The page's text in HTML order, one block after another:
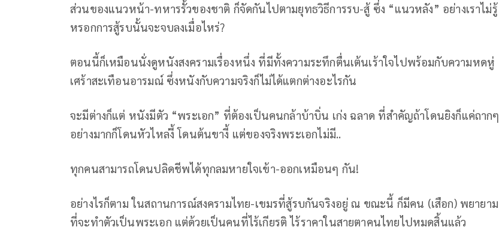
ส่วนของแนวหน้า-ทหารรั้วของชาติ ก็จัดกันไปตามยุทธวิธีการรบ-สู้ ซึ่ง “แนวหลัง” อย่างเราไม่รู้
หรอกการสู้รบนั้นจะจบลงเมื่อไหร่?
ตอนนี้ก็เหมือนนั่งดูหนังสงครามเรื่องหนึ่ง ที่มีทั้งความระทึกตื่นเต้นเร้าใจไปพร้อมกับความหดหู่
เศร้าสะเทือนอารมณ์ ซึ่งหนังกับความจริงก็ไม่ได้แตกต่างอะไรกัน
จะมีต่างก็แต่ หนังมีตัว “พระเอก” ที่ต้องเป็นคนกล้าบ้าบิ่น เก่ง ฉลาด ที่สำคัญถ้าโดนยิงก็แค่ถากๆ
อย่างมากก็โดนหัวไหล่งี้ โดนต้นขางี้ แต่ของจริงพระเอกไม่มี..
ทุกคนสามารถโดนปลิดชีพได้ทุกลมหายใจเข้า-ออกเหมือนๆ กัน!
อย่างไรก็ตาม ในสถานการณ์สงครามไทย-เขมรที่สู้รบกันจริงอยู่ ณ ขณะนี้ ก็มีคน (เสือก) พยายาม
ที่จะทำตัวเป็นพระเอก แต่ด้วยเป็นคนที่ไร้เกียรติ ไร้ราคาในสายตาคนไทยไปหมดสิ้นแล้ว